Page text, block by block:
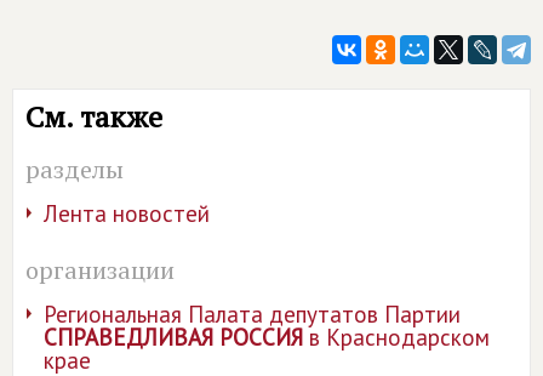
См. также
разделы
Лента новостей
организации
Региональная Палата депутатов Партии
СПРАВЕДЛИВАЯ РОССИЯв Краснодарском
крае